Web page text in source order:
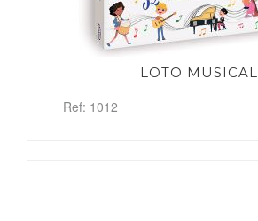
LOTO MUSICAL
Ref: 1012